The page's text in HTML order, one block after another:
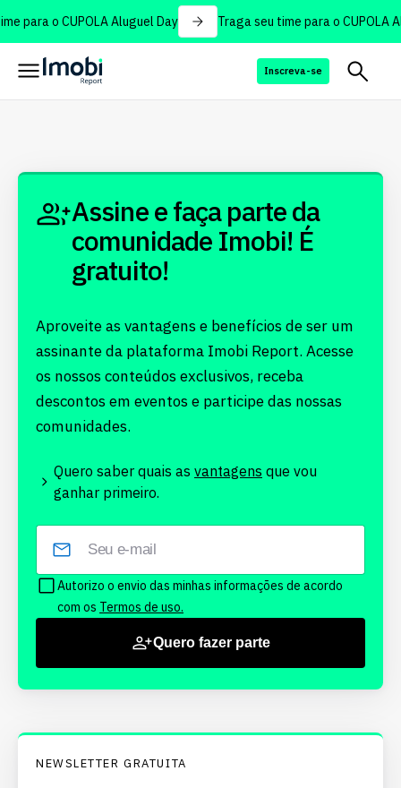
para o CUPOLA Aluguel Day Traga seu time para o CUPOLA
Inscreva-se
Assine e faça parte da
comunidade Imobi! É
gratuito!
Aproveite as vantagens e benefícios de ser um
assinante da plataforma Imobi Report. Acesse
os nossos conteúdos exclusivos, receba
descontos em eventos e participe das nossas
comunidades.
Quero saber quais as vantagens que vou
ganhar primeiro.
Autorizo o envio das minhas informações de acordo
com os Termos de uso.
Quero fazer parte
NEWSLETTER GRATUITA